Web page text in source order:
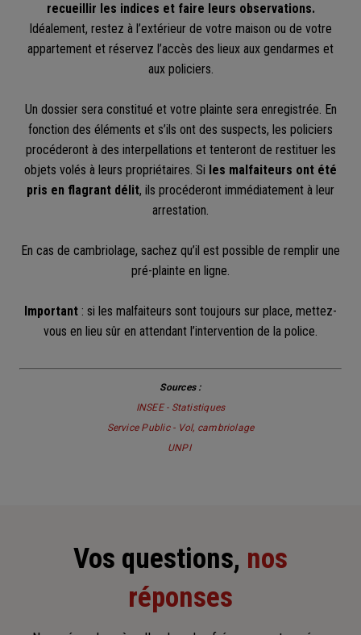
recueillir les indices et faire leurs observations.
Idéalement, restez à l’extérieur de votre maison ou de votre
appartement et réservez l’accès des lieux aux gendarmes et
aux policiers.
Un dossier sera constitué et votre plainte sera enregistrée. En
fonction des éléments et s’ils ont des suspects, les policiers
procéderont à des interpellations et tenteront de restituer les
objets volés à leurs propriétaires. Si les malfaiteurs ont été
pris en flagrant délit, ils procéderont immédiatement à leur
arrestation.
En cas de cambriolage, sachez qu’il est possible de remplir une
pré-plainte en ligne.
Important : si les malfaiteurs sont toujours sur place, mettez-
vous en lieu sûr en attendant l’intervention de la police.
Sources :
INSEE - Statistiques
Service Public - Vol, cambriolage
UNPI
Vos questions, nos
réponses